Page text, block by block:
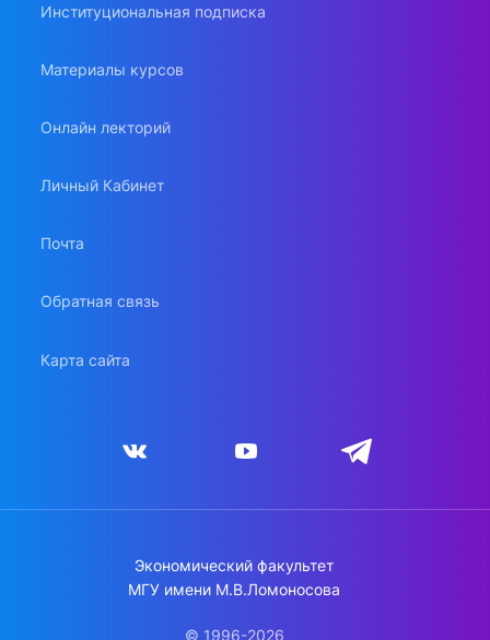
Институциональная подписка
Материалы курсов
Онлайн лекторий
Личный Кабинет
Почта
Обратная связь
Карта сайта
Экономический факультет
МГУ имени М.В.Ломоносова
© 1996-2026